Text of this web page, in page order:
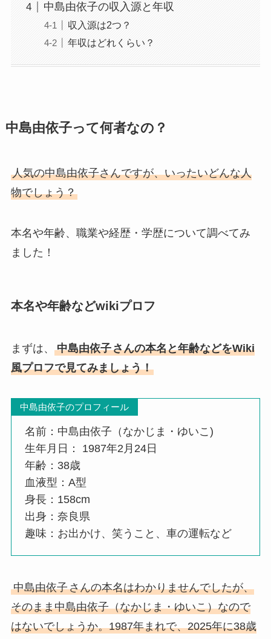
中島由依子の収入源と年収
収入源は2つ？
年収はどれくらい？
中島由依子って何者なの？
人気の中島由依子さんですが、いったいどんな人
物でしょう？
本名や年齢、職業や経歴・学歴について調べてみ
ました！
本名や年齢などwikiプロフ
まずは、 中島由依子さんの本名と年齢などをWiki
風プロフで見てみましょう！
中島由依子のプロフィール
名前：中島由依子（なかじま・ゆいこ)
生年月日：
1987年2月24日
年齢：38歳
血液型：A型
身長：158cm
出身：奈良県
趣味：お出かけ、笑うこと、車の運転など
中島由依子さんの本名はわかりませんでしたが、
そのまま中島由依子（なかじま・ゆいこ）なので
はないでしょうか。1987年まれで、2025年に38歳